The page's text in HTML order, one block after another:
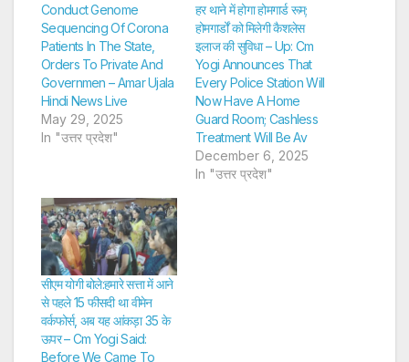
Conduct Genome
Sequencing Of Corona
Patients In The State,
Orders To Private And
Governmen – Amar Ujala
Hindi News Live
May 29, 2025
In "उत्तर प्रदेश"
हर थाने में होगा होमगार्ड रूम;
होमगार्डों को मिलेगी कैशलेस
इलाज की सुविधा – Up: Cm
Yogi Announces That
Every Police Station Will
Now Have A Home
Guard Room; Cashless
Treatment Will Be Av
December 6, 2025
In "उत्तर प्रदेश"
सीएम योगी बोले:हमारे सत्ता में आने
से पहले 15 फीसदी था वीमेन
वर्कफोर्स, अब यह आंकड़ा 35 के
ऊपर – Cm Yogi Said:
Before We Came To